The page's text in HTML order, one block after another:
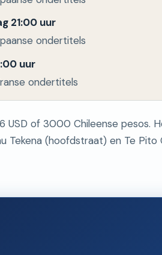
21:00 uur
ondertitels
uur
ondertitels
USD of 3000 Chileense pesos.
Tekena (hoofdstraat) en Te